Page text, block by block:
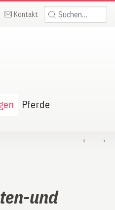
Kontakt Suchen:
Pferde
‹ ›
und